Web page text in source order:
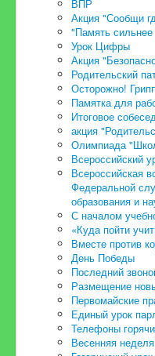
ВПР
Акция "Сообщи
"Память
Урок Цифры
Акция
Родительский
Осторожно!
Памятка для
Итоговое
акция
Олимпиада
Всероссийский
Всероссийская
Федеральной
образования и
С началом
«Куда пойти
Вместе против
День Победы
Последний
Размещение
Первомайские
Единый урок
Телефоны
Весенняя